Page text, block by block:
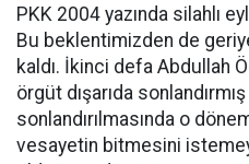
PKK 2004 yazında silahlı
Bu beklentimizden de
kaldı. İkinci defa Abdullah
örgüt dışarıda
sonlandırılmasında o
vesayetin bitmesini